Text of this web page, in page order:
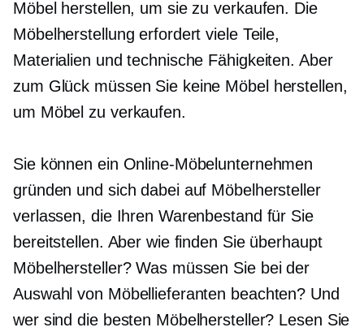
Möbel herstellen, um sie zu verkaufen. Die
Möbelherstellung erfordert viele Teile,
Materialien und technische Fähigkeiten. Aber
zum Glück müssen Sie keine Möbel herstellen,
um Möbel zu verkaufen.
Sie können ein Online-Möbelunternehmen
gründen und sich dabei auf Möbelhersteller
verlassen, die Ihren Warenbestand für Sie
bereitstellen. Aber wie finden Sie überhaupt
Möbelhersteller? Was müssen Sie bei der
Auswahl von Möbellieferanten beachten? Und
wer sind die besten Möbelhersteller? Lesen Sie